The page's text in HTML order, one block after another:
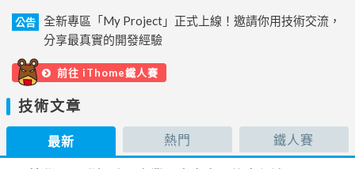
公告
全新專區「My Project」正式上線！邀請你用技術交流，
分享最真實的開發經驗
前往 iThome鐵人賽
技術文章
最新 熱門 鐵人賽